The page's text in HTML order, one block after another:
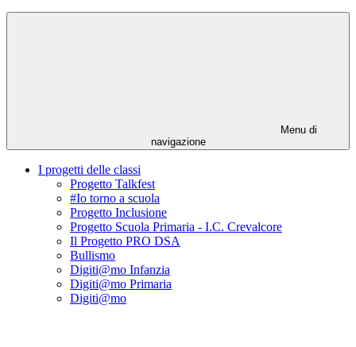
Menu di
navigazione
I progetti delle classi
Progetto Talkfest
#Io torno a scuola
Progetto Inclusione
Progetto Scuola Primaria - I.C. Crevalcore
Il Progetto PRO DSA
Bullismo
Digiti@mo Infanzia
Digiti@mo Primaria
Digiti@mo